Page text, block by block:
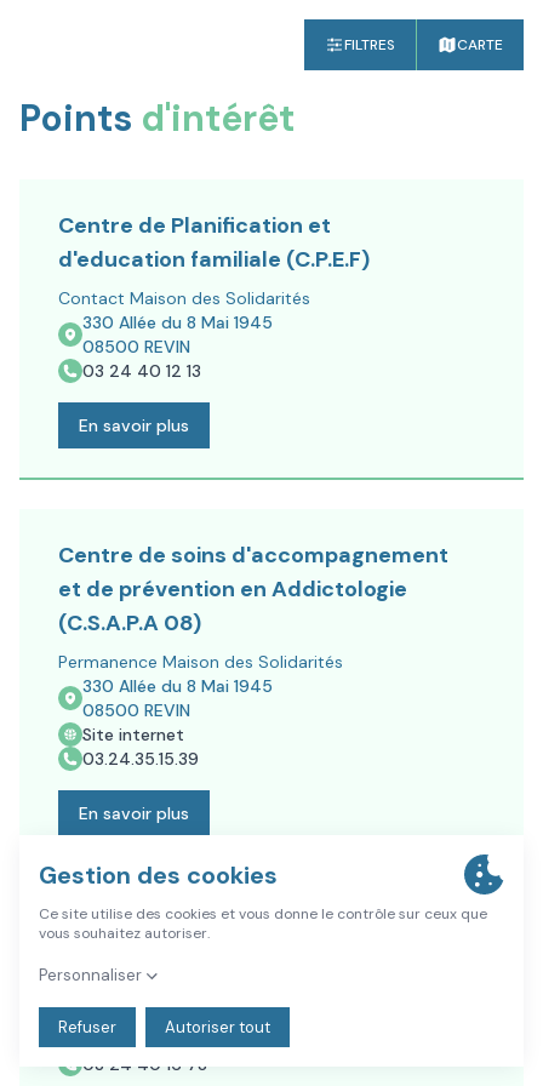
FILTRES CARTE
Points d'intérêt
Centre de Planification et
d'education familiale (C.P.E.F)
Contact Maison des Solidarités
330 Allée du 8 Mai 1945
08500 REVIN
03 24 40 12 13
En savoir plus
Centre de soins d'accompagnement
et de prévention en Addictologie
(C.S.A.P.A 08)
Permanence Maison des Solidarités
330 Allée du 8 Mai 1945
08500 REVIN
Site internet
03.24.35.15.39
En savoir plus
Centre Médico Psycho Pédagogique
(CMPP)
32 Rue Galilée
08500
REVIN
03 24 40 16 78